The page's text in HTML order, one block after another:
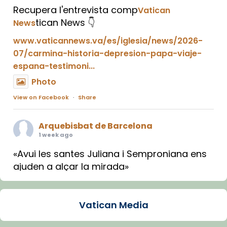
Recupera l'entrevista compVatican
Newstican News 👇
www.vaticannews.va/es/iglesia/news/2026-
07/carmina-historia-depresion-papa-viaje-
espana-testimoni...
Photo
View on Facebook · Share
Arquebisbat de Barcelona
1 week ago
«Avui les santes Juliana i Semproniana ens
ajuden a alçar la mirada»
Mons. Sergi Gordo, bisbe de Tortosa, ha
Santes de Mataró.Vatican Media